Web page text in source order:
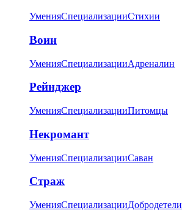
УменияСпециализацииСтихии
Воин
УменияСпециализацииАдреналин
Рейнджер
УменияСпециализацииПитомцы
Некромант
УменияСпециализацииСаван
Страж
УменияСпециализацииДобродетели